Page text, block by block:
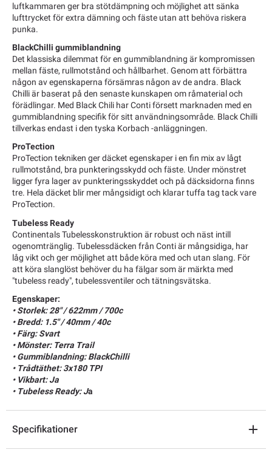
luftkammaren ger bra stötdämpning och möjlighet att sänka
lufttrycket för extra dämning och fäste utan att behöva riskera
punka.
BlackChilli gummiblandning
Det klassiska dilemmat för en gummiblandning är kompromissen
mellan fäste, rullmotstånd och hållbarhet. Genom att förbättra
någon av egenskaperna försämras någon av de andra. Black
Chilli är baserat på den senaste kunskapen om råmaterial och
förädlingar. Med Black Chili har Conti försett marknaden med en
gummiblandning specifik för sitt användningsområde. Black Chilli
tillverkas endast i den tyska Korbach -anläggningen.
ProTection
ProTection tekniken ger däcket egenskaper i en fin mix av lågt
rullmotstånd, bra punkteringsskydd och fäste. Under mönstret
ligger fyra lager av punkteringsskyddet och på däcksidorna finns
tre. Hela däcket blir mer mångsidigt och klarar tuffa tag tack vare
ProTection.
Tubeless Ready
Continentals Tubelesskonstruktion är robust och näst intill
ogenomtränglig. Tubelessdäcken från Conti är mångsidiga, har
låg vikt och ger möjlighet att både köra med och utan slang. För
att köra slanglöst behöver du ha fälgar som är märkta med
"tubeless ready", tubelessventiler och tätningsvätska.
Egenskaper:
• Storlek: 28" / 622mm / 700c
• Bredd: 1.5" / 40mm / 40c
• Färg: Svart
• Mönster: Terra Trail
• Gummiblandning: BlackChilli
• Trådtäthet: 3x180 TPI
• Vikbart: Ja
• Tubeless Ready: Ja
Specifikationer